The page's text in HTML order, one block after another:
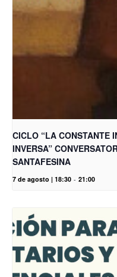
CICLO “LA CONSTANTE
INVERSA”
SANTAFESINA
7 de agosto | 18:30 - 21:00